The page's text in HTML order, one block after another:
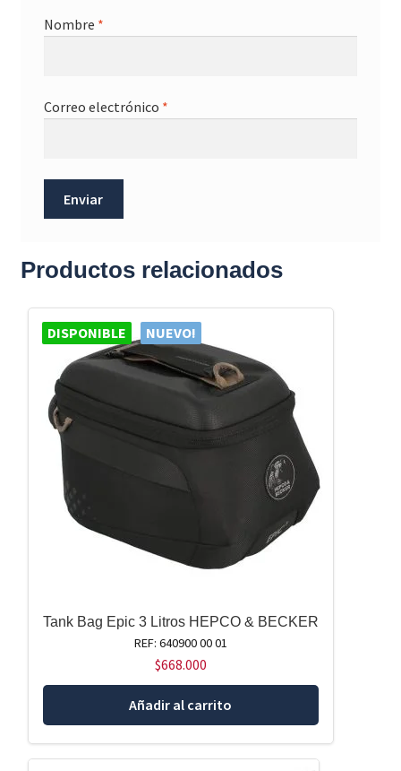
Nombre *
Correo electrónico *
Productos relacionados
DISPONIBLE NUEVO!
Tank Bag Epic 3 Litros HEPCO & BECKER
REF: 640900 00 01
$668.000
Añadir al carrito